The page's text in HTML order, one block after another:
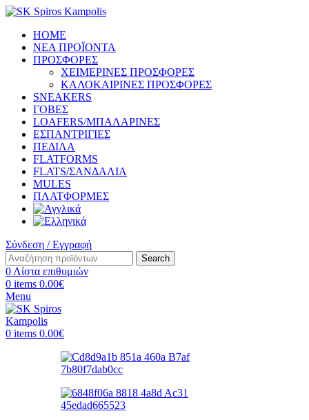
HOME
ΝΕΑ ΠΡΟΪΟΝΤΑ
ΠΡΟΣΦΟΡΕΣ
ΧΕΙΜΕΡΙΝΕΣ ΠΡΟΣΦΟΡΕΣ
ΚΑΛΟΚΑΙΡΙΝΕΣ ΠΡΟΣΦΟΡΕΣ
SNEAKERS
ΓΟΒΕΣ
LOAFERS/ΜΠΑΛΑΡΙΝΕΣ
ΕΣΠΑΝΤΡΙΓΙΕΣ
ΠΕΔΙΛΑ
FLATFORMS
FLATS/ΣΑΝΔΑΛΙΑ
MULES
ΠΛΑΤΦΟΡΜΕΣ
Σύνδεση / Εγγραφή
Search
0 Λίστα επιθυμιών
0 items 0.00€
Menu
0 items 0.00€